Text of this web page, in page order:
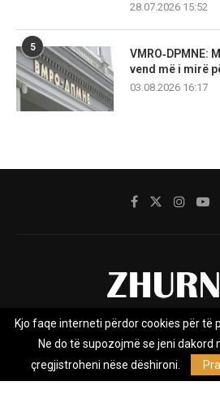
28.07.2026 15:52
5
VMRO‑DPMNE:
vend më i mirë
03.08.2026 16:17
Rreth nesh Impresumi
Privacy
Zhurnal.mk është Agjenci e Lajmeve e
Kjo faqe interneti përdor cookies për të
Ne do të supozojmë se jeni dakord
çregjistroheni nëse dëshironi.